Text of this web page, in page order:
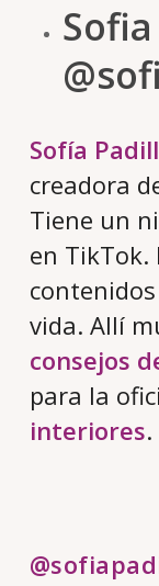
Sofía
creadora
Tiene un
en TikTok.
vida. Allí
consejos
para la
interiores.